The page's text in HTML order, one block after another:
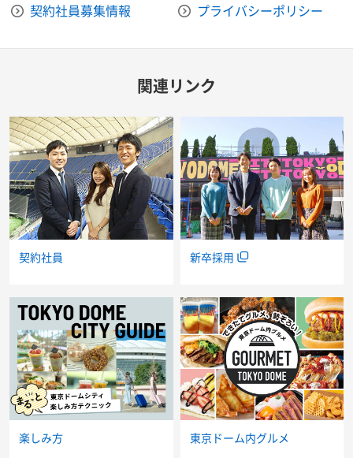
契約社員募集情報
プライバシーポリシー
関連リンク
契約社員 新卒採用
楽しみ方 東京ドーム内グルメ